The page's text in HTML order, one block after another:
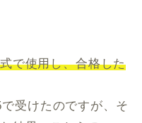
で使用し、合格した
受けたのですが、そ